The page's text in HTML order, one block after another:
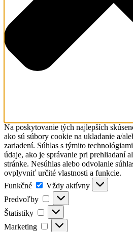
Na poskytovanie tých najlepších
ako sú súbory cookie na ukladanie a/
zariadení. Súhlas s týmito
údaje, ako je správanie pri prehliadaní
stránke. Nesúhlas alebo odvolanie
ovplyvniť určité vlastnosti a funkcie.
Funkčné
Funkčné
Vždy aktívny
Predvoľby
Predvoľby
Štatistiky Štatistiky
Marketing Marketing